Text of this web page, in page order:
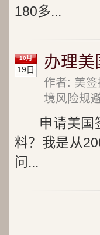
180多...
10月
19日 办理美
作者: 美
境风险规
申请美国
料？我是从
问...